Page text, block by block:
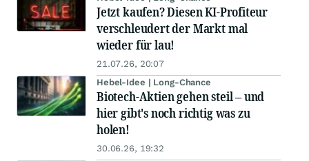
Jetzt kaufen? Diesen KI-Profiteur
verschleudert der Markt mal
wieder für lau!
21.07.26, 20:07
Hebel-Idee | Long-Chance
Biotech-Aktien gehen steil – und
hier gibt's noch richtig was zu
holen!
30.06.26, 19:32